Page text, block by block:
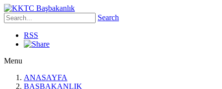
Search
RSS
Menu
ANASAYFA
BAŞBAKANLIK